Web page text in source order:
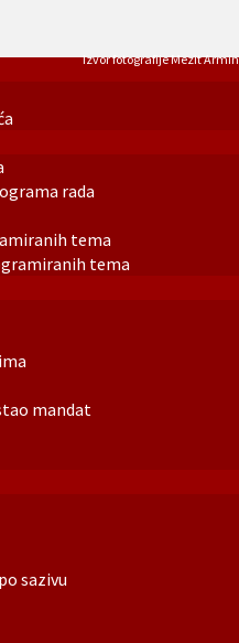
rada
tema
tema
mandat
sazivu
Izvor fotografije Mezit Armin